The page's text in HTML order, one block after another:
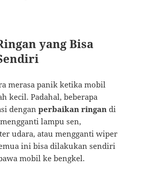
yang Bisa
merasa panik ketika mobil
kecil. Padahal, beberapa
denganperbaikan ringan di
lampu sen,
udara, atau mengganti wiper
ini bisa dilakukan sendiri
mobil ke bengkel.